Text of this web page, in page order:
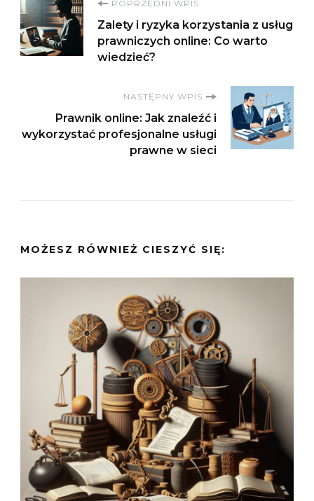
Nawigacja
wpisu
POPRZEDNI WPIS
Zalety i ryzyka korzystania z usług
prawniczych online: Co warto
wiedzieć?
NASTĘPNY WPIS
Prawnik online: Jak znaleźć i
wykorzystać profesjonalne usługi
prawne w sieci
MOŻESZ RÓWNIEŻ CIESZYĆ SIĘ: